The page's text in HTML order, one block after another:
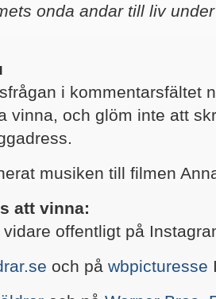
onda andar till liv
i kommentarsfältet
vinna, och glöm inte att
musiken till filmen
att vinna:
offentligt på
och på wbpicturesse